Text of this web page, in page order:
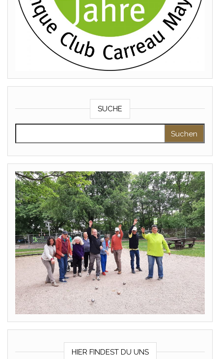
SUCHE
HIER FINDEST DU UNS